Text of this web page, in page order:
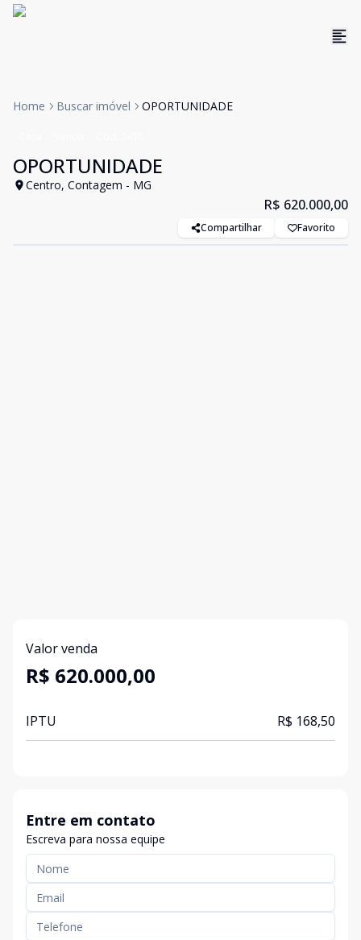
Home Buscar imóvel OPORTUNIDADE
OPORTUNIDADE
Centro, Contagem - MG
R$ 620.000,00
Compartilhar Favorito
Valor venda
R$ 620.000,00
IPTU R$ 168,50
Entre em contato
Escreva para nossa equipe